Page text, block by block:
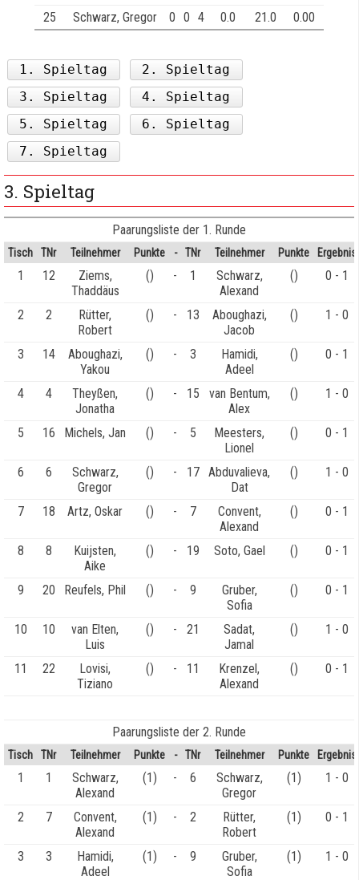
25
Schwarz, Gregor 0 0 4 0.0 21.0 0.00
1. Spieltag
2. Spieltag
3. Spieltag
4. Spieltag
5. Spieltag
6. Spieltag
7. Spieltag
3. Spieltag
Paarungsliste der 1. Runde
Tisch TNr Teilnehmer Punkte - TNr Teilnehmer Punkte Ergebnis
1 12
Ziems,
Thaddäus
() - 1
Schwarz,
Alexand
() 0 - 1
2 2
Rütter,
Robert
() - 13
Aboughazi,
Jacob
() 1 - 0
3 14
Aboughazi,
Yakou
() - 3
Hamidi,
Adeel
() 0 - 1
4 4
Theyßen,
Jonatha
() - 15
van Bentum,
Alex
() 1 - 0
5 16 Michels, Jan () - 5
Meesters,
Lionel
() 0 - 1
6 6
Schwarz,
Gregor
() - 17
Abduvalieva,
Dat
() 1 - 0
7 18 Artz, Oskar () - 7
Convent,
Alexand
() 0 - 1
8 8
Kuijsten,
Aike
() - 19 Soto, Gael () 0 - 1
9 20 Reufels, Phil () - 9
Gruber,
Sofia
() 0 - 1
10 10
van Elten,
Luis
() - 21
Sadat,
Jamal
() 1 - 0
11 22
Lovisi,
Tiziano
() - 11
Krenzel,
Alexand
() 0 - 1
Paarungsliste der 2. Runde
Tisch TNr Teilnehmer Punkte - TNr Teilnehmer Punkte Ergebnis
1 1
Schwarz,
Alexand
(1) - 6
Schwarz,
Gregor
(1) 1 - 0
2 7
Convent,
Alexand
(1) - 2
Rütter,
Robert
(1) 0 - 1
3 3
Hamidi,
Adeel
(1) - 9
Gruber,
Sofia
(1) 1 - 0